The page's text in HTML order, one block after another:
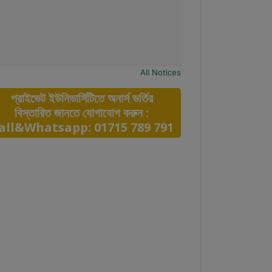
All Notices
প্রাইভেট ইউনিভার্সিটিতে অনার্স ভর্তির
বিস্তারিত জানতে যোগাযোগ করুন :
01715 789 791